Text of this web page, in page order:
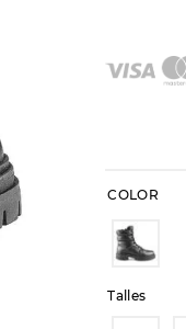
COLOR
Talles